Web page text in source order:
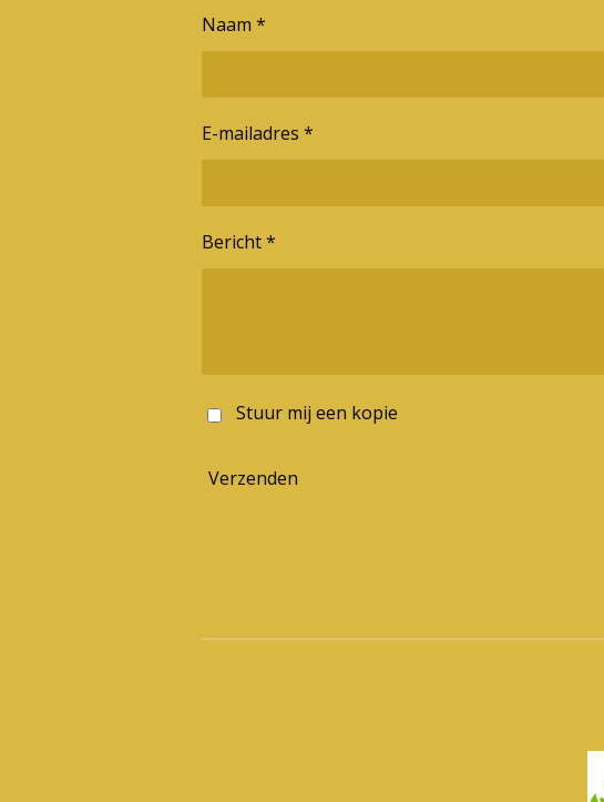
Naam *
E-mailadres *
Bericht *
Stuur mij een kopie
Verzenden